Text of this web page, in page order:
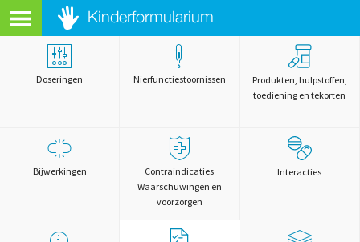
Doseringen Nierfunctiestoornissen
Produkten, hulpstoffen,
toediening en tekorten
Bijwerkingen
Contraindicaties
Waarschuwingen en
voorzorgen
Interacties